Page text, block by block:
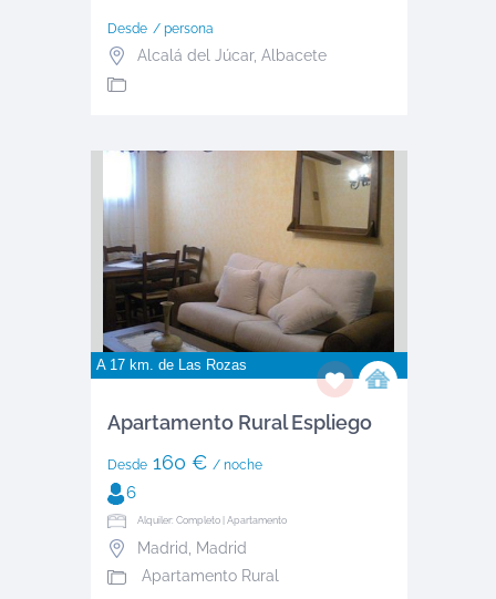
Desde / persona
Alcalá del Júcar, Albacete
A 17 km. de Las Rozas
Apartamento Rural Espliego
Desde160 € / noche
6
Alquiler: Completo | Apartamento
Madrid
Madrid
Apartamento Rural